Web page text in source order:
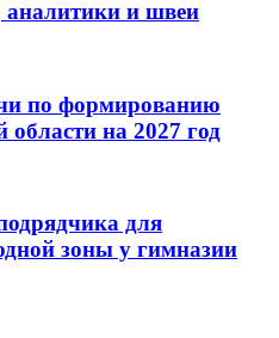
и швеи
по формированию
на 2027 год
для
зоны у гимназии